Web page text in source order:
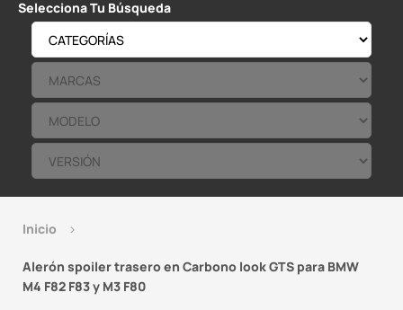
Selecciona Tu Búsqueda
Inicio
Alerón spoiler trasero en Carbono look GTS para BMW
M4 F82 F83 y M3 F80